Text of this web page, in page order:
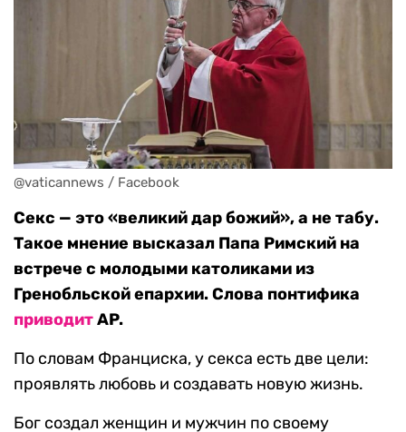
@vaticannews / Facebook
Секс — это «великий дар божий», а не табу.
Такое мнение высказал Папа Римский на
встрече с молодыми католиками из
Гренобльской епархии. Слова понтифика
приводитAP.
По словам Франциска, у секса есть две цели:
проявлять любовь и создавать новую жизнь.
Бог создал женщин и мужчин по своему